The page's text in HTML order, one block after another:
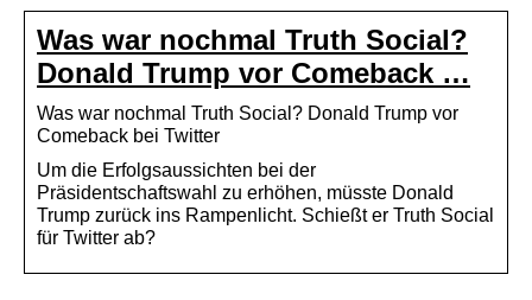
Was war nochmal Truth Social?
Donald Trump vor Comeback …
Was war nochmal Truth Social? Donald Trump vor
Comeback bei Twitter
Um die Erfolgsaussichten bei der
Präsidentschaftswahl zu erhöhen, müsste Donald
Trump zurück ins Rampenlicht. Schießt er Truth Social
für Twitter ab?